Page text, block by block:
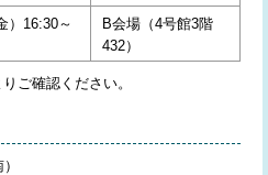
）16:30～
B会場（4号館3階
432）
りご確認ください。